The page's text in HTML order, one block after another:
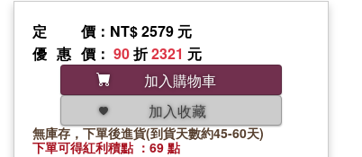
定價 ：NT$ 2579 元
優惠價 ： 90折2321 元
加入購物車
加入收藏
無庫存，下單後進貨(到貨天數約45-60天)
下單可得紅利積點 ：69 點